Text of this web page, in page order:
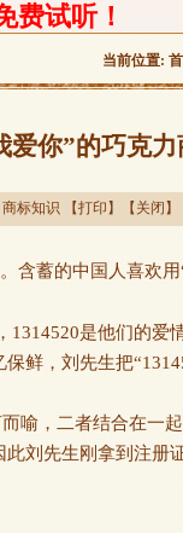
费试听！
当前位置:
你”的巧克力
商标知识 【打印 】【 关闭 】
含蓄的中国人喜欢
是他们的爱
鲜，刘先生把
喻，二者结合在一
刘先生刚拿到注册